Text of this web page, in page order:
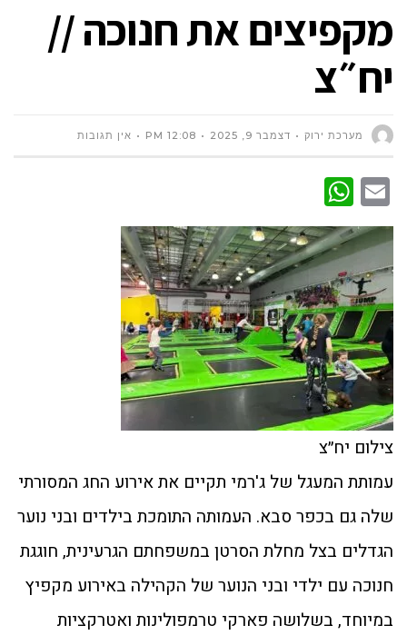
מקפיצים את חנוכה //
יח״צ
מערכת ירוק דצמבר 9, 2025 12:08 PM אין תגובות
Email
צילום יח״צ
עמותת המעגל של ג'רמי תקיים את אירוע החג המסורתי
שלה גם בכפר סבא. העמותה התומכת בילדים ובני נוער
הגדלים בצל מחלת הסרטן במשפחתם הגרעינית, חוגגת
חנוכה עם ילדי ובני הנוער של הקהילה באירוע מקפיץ
במיוחד, בשלושה פארקי טרמפולינות ואטרקציות